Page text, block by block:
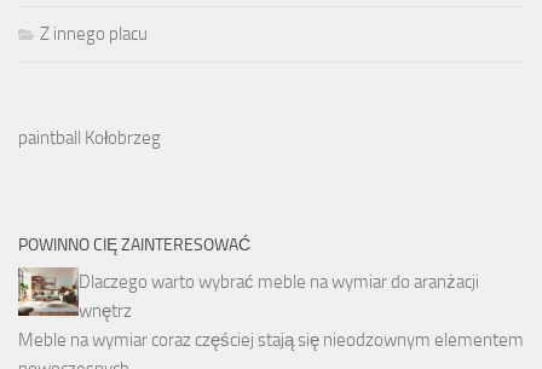
Z innego placu
paintball Kołobrzeg
POWINNO CIĘ ZAINTERESOWAĆ
Dlaczego warto wybrać meble na wymiar do aranżacji
wnętrz
Meble na wymiar coraz częściej stają się nieodzownym elementem